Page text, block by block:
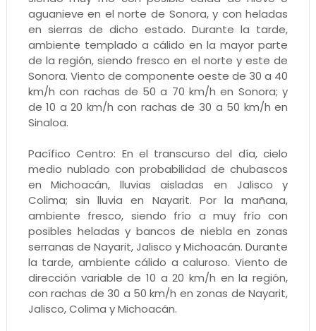
aguanieve en el norte de Sonora, y con heladas
en sierras de dicho estado. Durante la tarde,
ambiente templado a cálido en la mayor parte
de la región, siendo fresco en el norte y este de
Sonora. Viento de componente oeste de 30 a 40
km/h con rachas de 50 a 70 km/h en Sonora; y
de 10 a 20 km/h con rachas de 30 a 50 km/h en
Sinaloa.
Pacífico Centro: En el transcurso del día, cielo
medio nublado con probabilidad de chubascos
en Michoacán, lluvias aisladas en Jalisco y
Colima; sin lluvia en Nayarit. Por la mañana,
ambiente fresco, siendo frío a muy frío con
posibles heladas y bancos de niebla en zonas
serranas de Nayarit, Jalisco y Michoacán. Durante
la tarde, ambiente cálido a caluroso. Viento de
dirección variable de 10 a 20 km/h en la región,
con rachas de 30 a 50 km/h en zonas de Nayarit,
Jalisco, Colima y Michoacán.